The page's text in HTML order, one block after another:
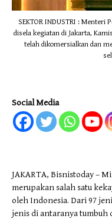
SEKTOR INDUSTRI :
disela kegiatan di Jakarta,
telah dikomersialkan dan
Social Media
JAKARTA, Bisnistoday –
merupakan salah satu
oleh Indonesia. Dari 97
jenis di antaranya tumbuh